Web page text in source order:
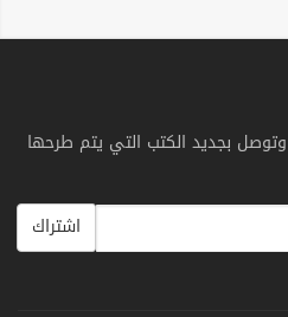
وتوصل بجديد الكتب التي يتم طرحها
اشتراك